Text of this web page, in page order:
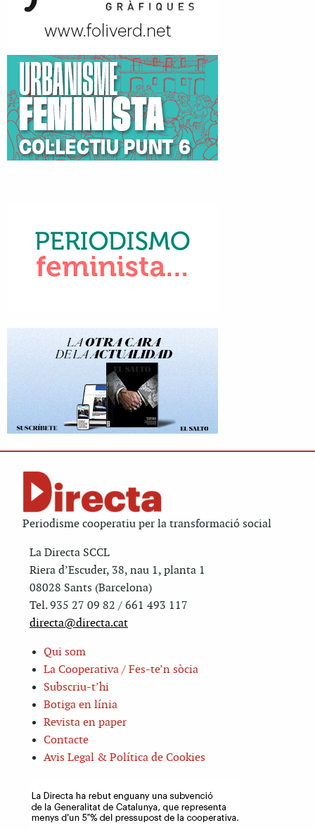
Periodisme cooperatiu per la transformació social
La Directa SCCL
Riera d’Escuder, 38, nau 1, planta 1
08028 Sants (Barcelona)
Tel. 935 27 09 82 / 661 493 117
directa@directa.cat
Qui som
La Cooperativa / Fes-te’n sòcia
Subscriu-t’hi
Botiga en línia
Revista en paper
Contacte
Avis Legal & Política de Cookies